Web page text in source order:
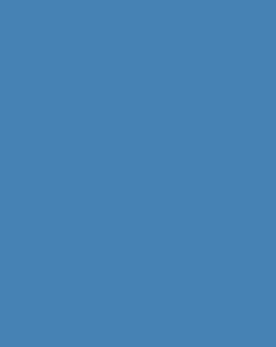
A diploma utáni Erasmus+
akik nemzetközi tapasztalatot
készülő hallgatókban
tud a legjobban megválaszolni,